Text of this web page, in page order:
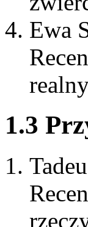
Ewa
1.3